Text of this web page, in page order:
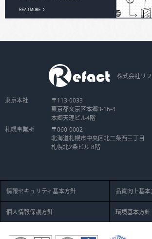
株式会社リ
東京本社
〒113-0033
東京都文京区本郷3-16-4
本郷天理ビル4階
札幌事業所
〒060-0002
北海道札幌市中央区北二条西三丁目
札幌北2条ビル 8階
情報セキュリティ基本方針 品質向上基
個人情報保護方針 環境基本方針